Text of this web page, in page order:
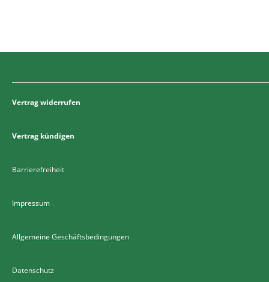
Vertrag widerrufen
Vertrag kündigen
Barrierefreiheit
Impressum
Allgemeine Geschäftsbedingungen
Datenschutz